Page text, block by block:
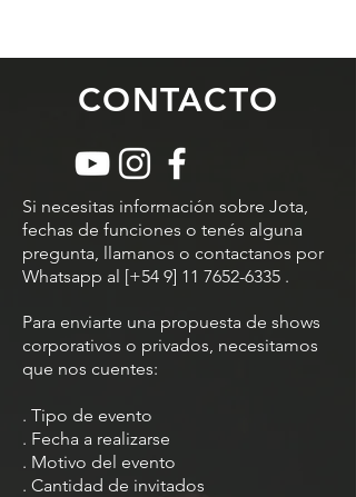
CONTACTO
Si necesitas información sobre Jota,
fechas de funciones o tenés alguna
pregunta, llamanos o contactanos por
Whatsapp al [+54 9] 11 7652-6335 .
Para enviarte una propuesta de shows
corporativos o privados, necesitamos
que nos cuentes:
. Tipo de evento
. Fecha a realizarse
. Motivo del evento
. Cantidad de invitados